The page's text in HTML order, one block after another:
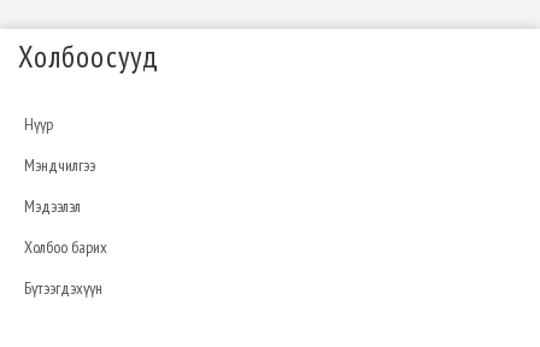
Холбоосууд
Нүүр
Мэндчилгээ
Мэдээлэл
Холбоо барих
Бүтээгдэхүүн